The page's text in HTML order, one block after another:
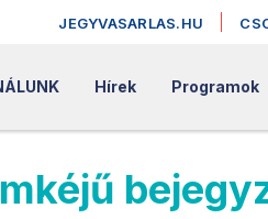
JEGYVASARLAS.HU
Hírek Programok